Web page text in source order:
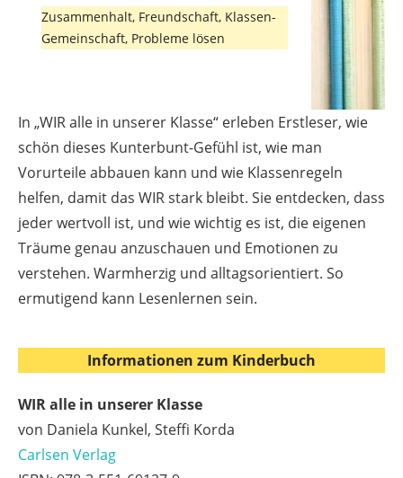
Zusammenhalt, Freundschaft, Klassen-
Gemeinschaft, Probleme lösen
In „WIR alle in unserer Klasse“ erleben Erstleser, wie
schön dieses Kunterbunt-Gefühl ist, wie man
Vorurteile abbauen kann und wie Klassenregeln
helfen, damit das WIR stark bleibt. Sie entdecken, dass
jeder wertvoll ist, und wie wichtig es ist, die eigenen
Träume genau anzuschauen und Emotionen zu
verstehen. Warmherzig und alltagsorientiert. So
ermutigend kann Lesenlernen sein.
Informationen zum Kinderbuch
WIR alle in unserer Klasse
von Daniela Kunkel, Steffi Korda
Carlsen Verlag